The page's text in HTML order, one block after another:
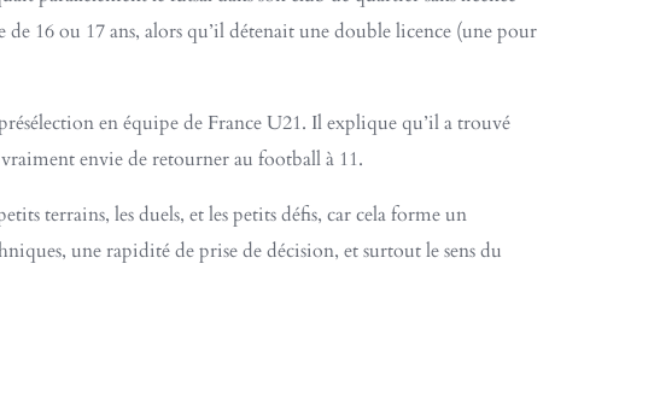
de 16 ou 17 ans, alors qu’il détenait une double licence (une pour
en équipe de France U21. Il explique qu’il a trouvé
envie de retourner au football à 11.
terrains, les duels, et les petits défis, car cela forme un
une rapidité de prise de décision, et surtout le sens du